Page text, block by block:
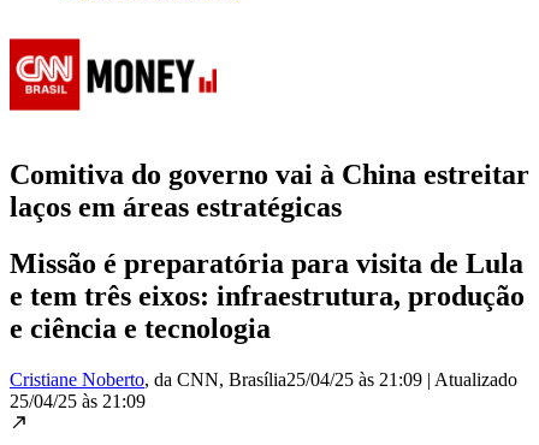
Comitiva do governo vai à China estreitar
laços em áreas estratégicas
Missão é preparatória para visita de Lula
e tem três eixos: infraestrutura, produção
e ciência e tecnologia
Cristiane Noberto, da CNN, Brasília25/04/25 às 21:09 | Atualizado
25/04/25 às 21:09